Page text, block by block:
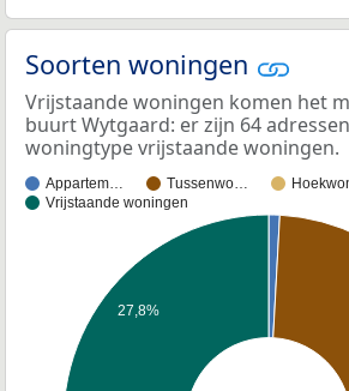
Soorten woningen
Vrijstaande woningen komen het
buurt Wytgaard: er zijn 64
woningtype vrijstaande woningen.
Appartem… Tussenwo…
Vrijstaande woningen
27,8%